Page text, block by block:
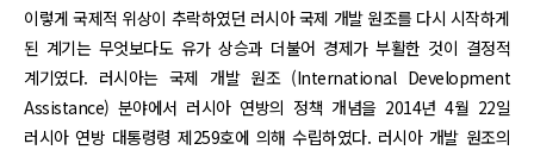
이렇게 국제적 위상이 추락하였던 러시아 국제 개발 원조를 다시 시작하게
된 계기는 무엇보다도 유가 상승과 더불어 경제가 부활한 것이 결정적
계기였다. 러시아는 국제 개발 원조 (International Development
Assistance) 분야에서 러시아 연방의 정책 개념을 2014년 4월 22일
러시아 연방 대통령령 제259호에 의해 수립하였다. 러시아 개발 원조의